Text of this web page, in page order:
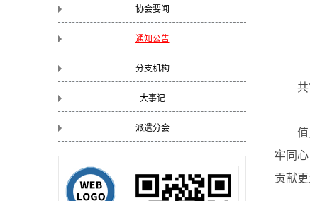
协会要闻
通知公告
分支机构
大事记
派遣分会
牢同
贡献